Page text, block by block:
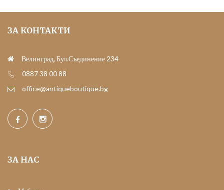
ЗА КОНТАКТИ
Велинград, Бул.Съединение 234
0887 38 00 88
office@antiqueboutique.bg
ЗА НАС